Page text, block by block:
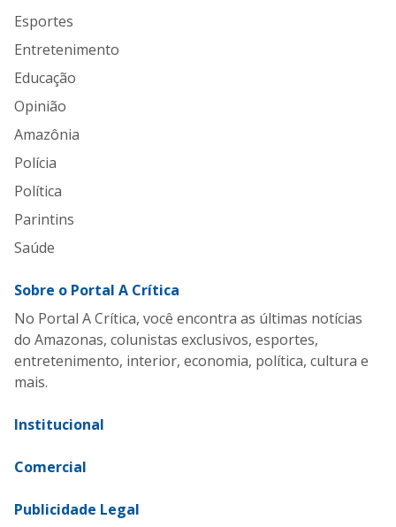
Esportes
Entretenimento
Educação
Opinião
Amazônia
Polícia
Política
Parintins
Saúde
Sobre o Portal A Crítica
No Portal A Crítica, você encontra as últimas notícias
do Amazonas, colunistas exclusivos, esportes,
entretenimento, interior, economia, política, cultura e
mais.
Institucional
Comercial
Publicidade Legal